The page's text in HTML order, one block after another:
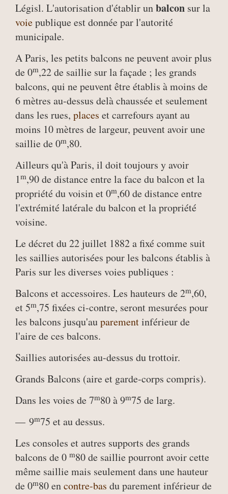
Législ. L'autorisation d'établir unbalcon sur la
voiepublique est donnée par l'autorité
municipale.
A Paris, les petits balcons ne peuvent avoir plus
de 0m,22 de saillie sur la façade ; les grands
balcons, qui ne peuvent être établis à moins de
6 mètres au-dessus delà chaussée et seulement
dans les rues, places et carrefours ayant au
moins 10 mètres de largeur, peuvent avoir une
saillie de 0m,80.
Ailleurs qu'à Paris, il doit toujours y avoir
1m,90 de distance entre la face du balcon et la
propriété du voisin et 0m,60 de distance entre
l'extrémité latérale du balcon et la propriété
voisine.
Le décret du 22 juillet 1882 a fixé comme suit
les saillies autorisées pour les balcons établis à
Paris sur les diverses voies publiques :
Balcons et accessoires. Les hauteurs de 2m,60,
et 5m,75 fixées ci-contre, seront mesurées pour
les balcons jusqu'auparementinférieur de
l'aire de ces balcons.
Saillies autorisées au-dessus du trottoir.
Grands Balcons (aire et garde-corps compris).
Dans les voies de 7m80 à 9m75 de larg.
— 9m75 et au dessus.
Les consoles et autres supports des grands
balcons de 0 m80 de saillie pourront avoir cette
même saillie mais seulement dans une hauteur
de 0m80 encontre-bas du parement inférieur de